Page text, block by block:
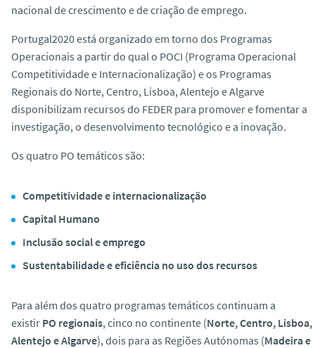
nacional de crescimento e de criação de emprego.
Portugal2020 está organizado em torno dos Programas
Operacionais a partir do qual o POCI (Programa Operacional
Competitividade e Internacionalização) e os Programas
Regionais do Norte, Centro, Lisboa, Alentejo e Algarve
disponibilizam recursos do FEDER para promover e fomentar a
investigação, o desenvolvimento tecnológico e a inovação.
Os quatro PO temáticos são:
Competitividade e internacionalização
Capital Humano
Inclusão social e emprego
Sustentabilidade e eficiência no uso dos recursos
Para além dos quatro programas temáticos continuam a
existir PO regionais, cinco no continente (Norte, Centro, Lisboa,
Alentejo e Algarve), dois para as Regiões Autónomas (Madeira e